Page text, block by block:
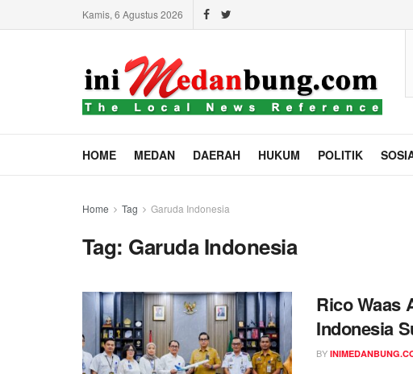
Kamis, 6 Agustus 2026
HOME MEDAN DAERAH HUKUM POLITIK
Home Tag Garuda Indonesia
Tag: Garuda Indonesia
Rico Waas
Indonesia
BY